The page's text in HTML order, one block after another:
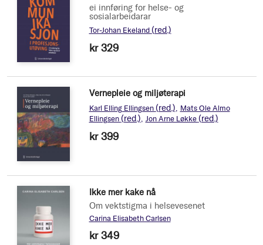
ei innføring for helse- og
sosialarbeidarar
Tor-Johan Ekeland (red.)
kr 329
Vernepleie og miljøterapi
Karl Elling Ellingsen (red.)
Mats Ole Almo
Ellingsen (red.) Jon Arne Løkke (red.)
kr 399
Ikke mer kake nå
Om vektstigma i helsevesenet
Carina Elisabeth Carlsen
kr 349